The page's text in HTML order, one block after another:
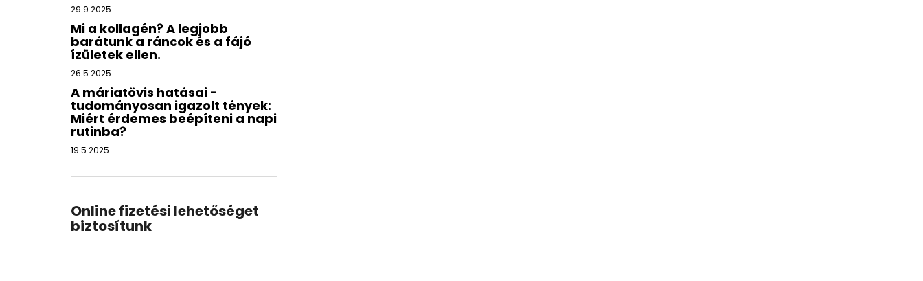
29.9.2025
Mi a kollagén? A legjobb
barátunk a ráncok és a fájó
ízületek ellen.
26.5.2025
A máriatövis hatásai -
tudományosan igazolt tények:
Miért érdemes beépíteni a napi
rutinba?
19.5.2025
Online fizetési lehetőséget
biztosítunk